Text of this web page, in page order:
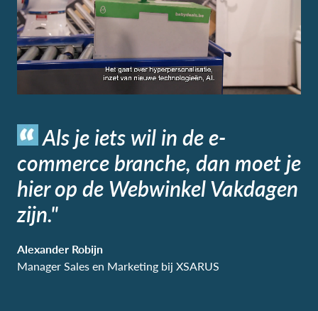
Als je iets wil in de e-
commerce branche, dan moet je
hier op de Webwinkel Vakdagen
zijn."
Alexander Robijn
Manager Sales en Marketing bij XSARUS